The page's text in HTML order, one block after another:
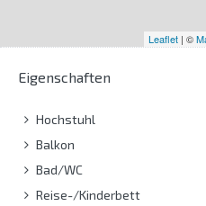
Leaflet | ©
Eigenschaften
Hochstuhl
Balkon
Bad/WC
Reise-/Kinderbett